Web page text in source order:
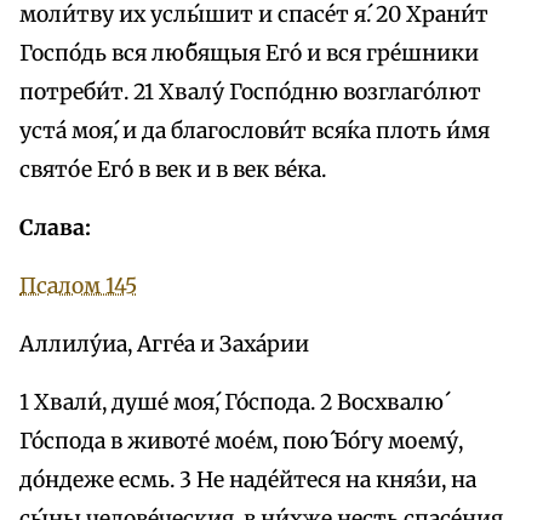
моли́тву их услы́шит и спасе́т я́. 20 Храни́т
Госпо́дь вся лю́бящыя Его́ и вся гре́шники
потреби́т. 21 Хвалу́ Госпо́дню возглаго́лют
уста́ моя́, и да благослови́т вся́ка плоть и́мя
свято́е Его́ в век и в век ве́ка.
Слава:
Псалом 145
Аллилу́иа, Агге́а и Заха́рии
1 Хвали́, душе́ моя́, Го́спода. 2 Восхвалю́
Го́спода в животе́ мое́м, пою́ Бо́гу моему́,
до́ндеже есмь. 3 Не наде́йтеся на кня́зи, на